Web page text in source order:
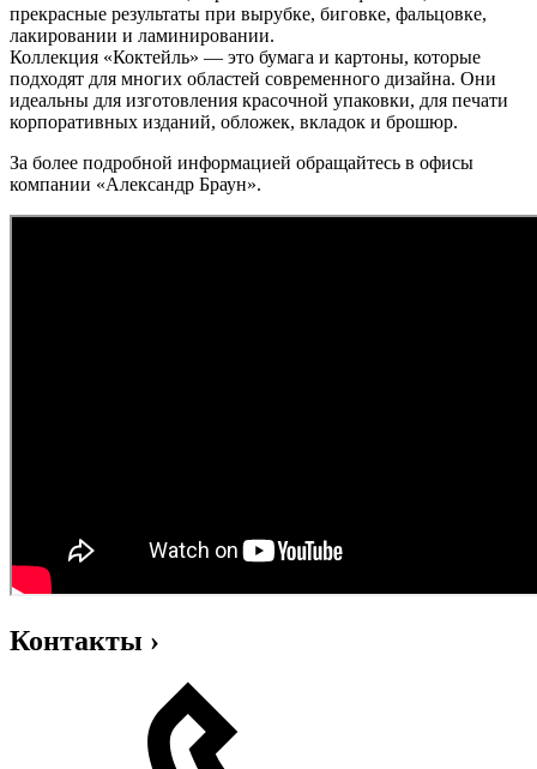
прекрасные результаты при вырубке, биговке, фальцовке,
лакировании и ламинировании.
Коллекция «Коктейль» — это бумага и картоны, которые
подходят для многих областей современного дизайна. Они
идеальны для изготовления красочной упаковки, для печати
корпоративных изданий, обложек, вкладок и брошюр.
За более подробной информацией обращайтесь в офисы
компании «Александр Браун».
Контакты ›